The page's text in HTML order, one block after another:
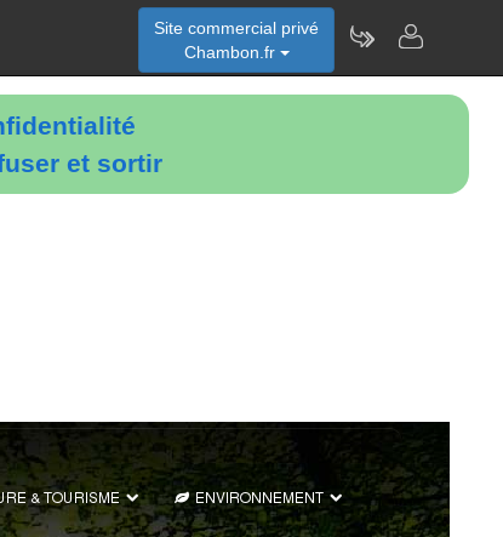
et sortir
Site commercial privé
Chambon.fr